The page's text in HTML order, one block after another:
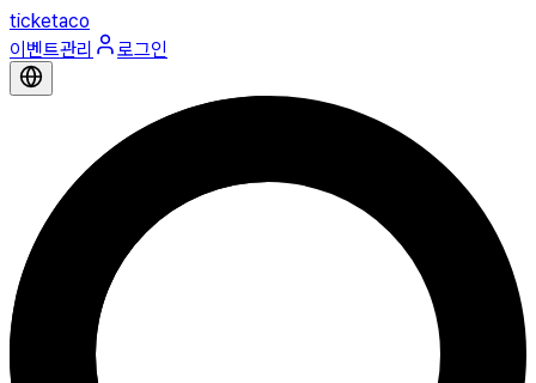
ticketaco
이벤트관리
로그인